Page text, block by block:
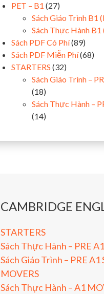
PET – B1 (27)
Sách Giáo Trình B1
Sách Thực Hành B1
Sách PDF Có Phí(89)
Sách PDF Miễn Phí(68)
STARTERS (32)
Sách Giáo Trình –
(18)
Sách Thực Hành –
(14)
CAMBRIDGE
STARTERS
Sách Thực Hành – PRE
Sách Giáo Trình – PRE A1
MOVERS
Sách Thực Hành – A1